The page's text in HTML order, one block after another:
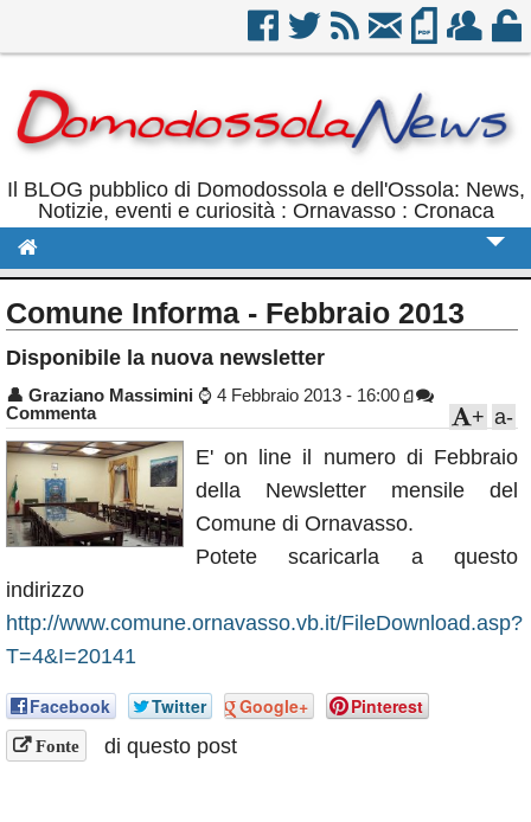
Il BLOG pubblico di Domodossola e dell'Ossola: News,
Notizie, eventi e curiosità : Ornavasso : Cronaca
Politica
Eventi
Rubriche
Calendario
Comune Informa - Febbraio 2013
Disponibile la nuova newsletter
👤 Graziano Massimini ⌚ 4 Febbraio 2013 - 16:00
Commenta
a-
+
E' on line il numero di Febbraio
della Newsletter mensile del
Comune di Ornavasso.
Potete scaricarla a questo
indirizzo
http://www.comune.ornavasso.vb.it/FileDownload.asp?
T=4&I=20141
Facebook Twitter Google+ Pinterest
Fonte di questo post